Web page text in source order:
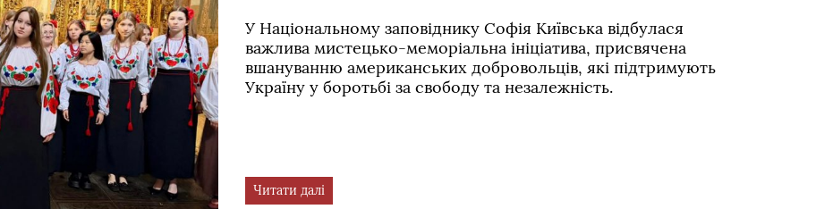
У Національному заповіднику Софія Київська відбулася
важлива мистецько-меморіальна ініціатива, присвячена
вшануванню американських добровольців, які підтримують
Україну у боротьбі за свободу та незалежність.
Читати далі